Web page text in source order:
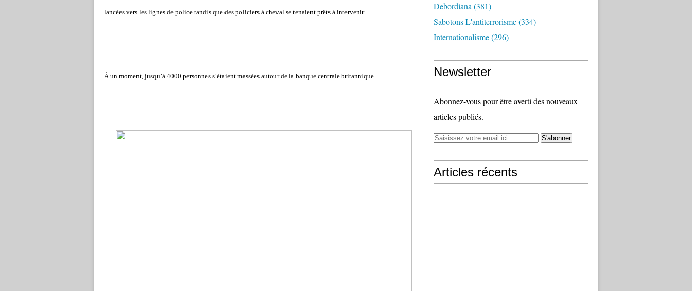
lancées vers les lignes de police tandis que des policiers à cheval se tenaient prêts à intervenir.
À un moment, jusqu’à 4000 personnes s’étaient massées autour de la banque centrale britannique.
Debordiana (381)
Sabotons L'antiterrorisme(334)
Internationalisme(296)
Newsletter
Abonnez-vous pour être averti des nouveaux
articles publiés.
Articles récents